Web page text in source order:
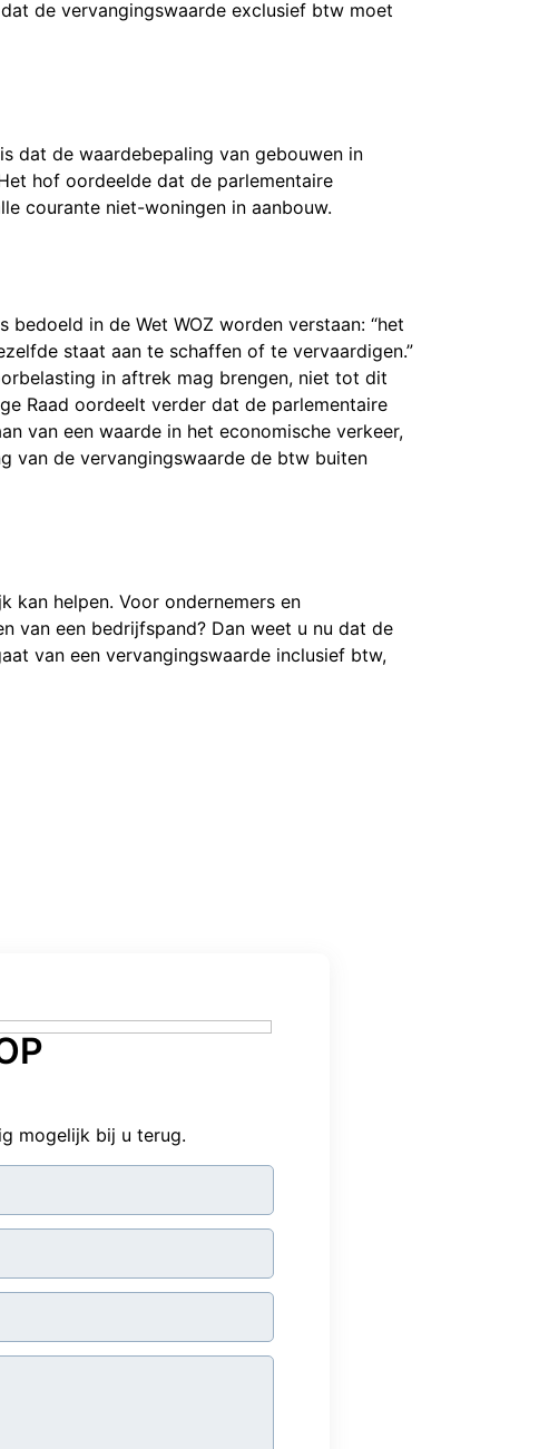
de vervangingswaarde exclusief btw moet
dat de waardebepaling van gebouwen in
hof oordeelde dat de parlementaire
courante niet-woningen in aanbouw.
in de Wet WOZ worden verstaan: “het
staat aan te schaffen of te vervaardigen.”
in aftrek mag brengen, niet tot dit
Raad oordeelt verder dat de parlementaire
van een waarde in het economische verkeer,
van de vervangingswaarde de btw buiten
kan helpen. Voor ondernemers en
van een bedrijfspand? Dan weet u nu dat de
van een vervangingswaarde inclusief btw,
mogelijk bij u terug.